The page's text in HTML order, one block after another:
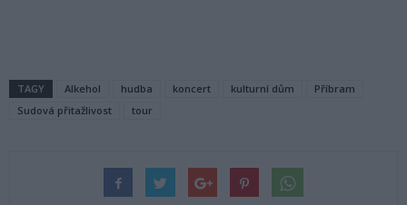
TAGY Alkehol hudba koncert kulturní dům
Příbram
Sudová přitažlivost
tour